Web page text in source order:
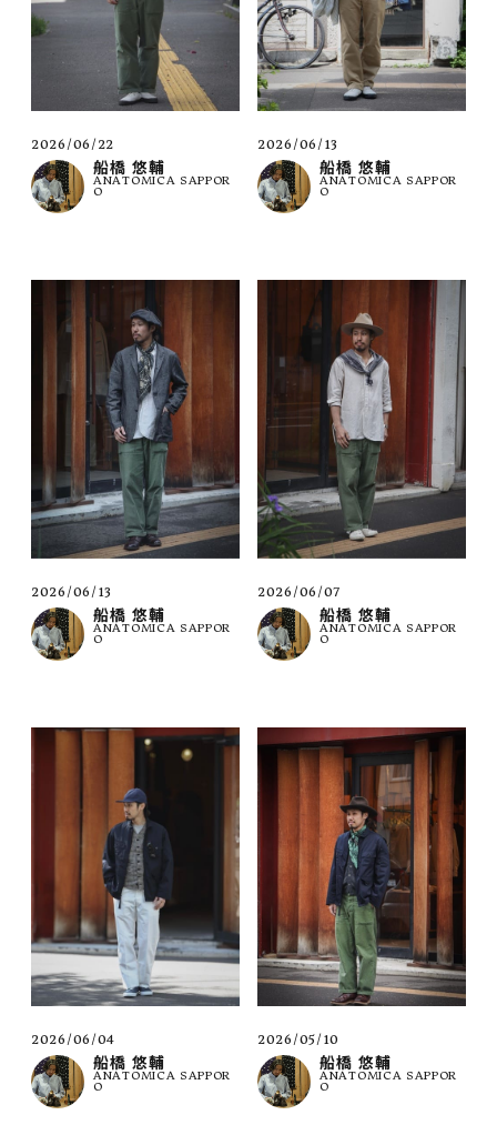
2026/06/22
船橋 悠輔
ANATOMICA SAPPOR
O
2026/06/13
船橋 悠輔
ANATOMICA SAPPOR
O
2026/06/13
船橋 悠輔
ANATOMICA SAPPOR
O
2026/06/07
船橋 悠輔
ANATOMICA SAPPOR
O
2026/06/04
船橋 悠輔
ANATOMICA SAPPOR
O
2026/05/10
船橋 悠輔
ANATOMICA SAPPOR
O